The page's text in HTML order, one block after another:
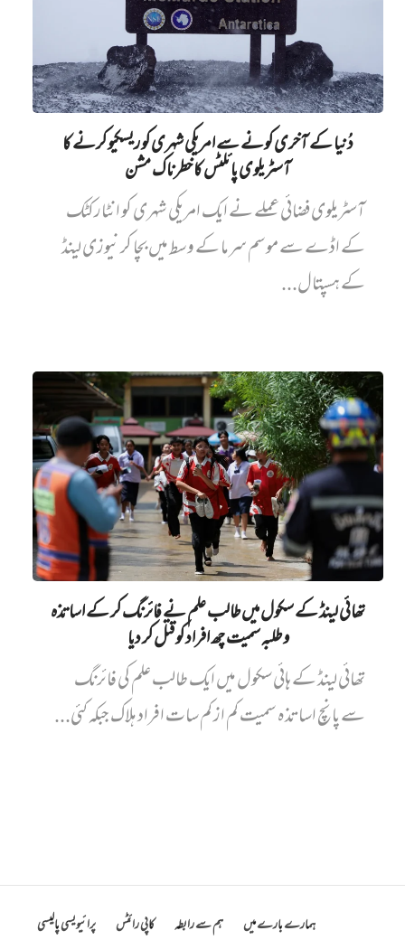
دُنیا کے آخری کونے سے امریکی شہری کو ریسکیو کرنے کا
آسٹریلوی پائلٹس کا خطرناک مشن
آسٹریلوی فضائی عملے نے ایک امریکی شہری کو انٹارکٹک
کے اڈے سے موسم سرما کے وسط میں بچا کر نیوزی لینڈ
کے ہسپتال...
تھائی لینڈ کے سکول میں طالب علم نے فائرنگ کر کے اساتذہ
و طلبہ سمیت چھ افراد کو قتل کر دیا
تھائی لینڈ کے ہائی سکول میں ایک طالب علم کی فائرنگ
سے پانچ اساتذہ سمیت کم از کم سات افراد ہلاک جبکہ کئی...
ہمارے بارے میں ہم سے رابطہ کاپی رائٹس پرائیویسی پالیسی